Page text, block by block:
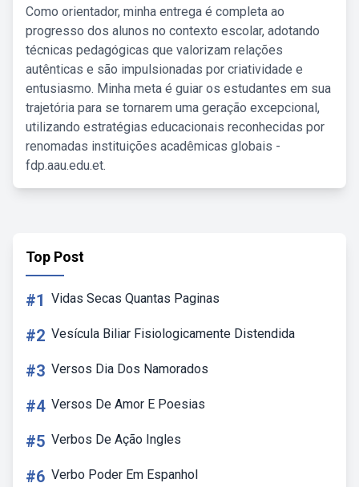
Como orientador, minha entrega é completa ao
progresso dos alunos no contexto escolar, adotando
técnicas pedagógicas que valorizam relações
autênticas e são impulsionadas por criatividade e
entusiasmo. Minha meta é guiar os estudantes em sua
trajetória para se tornarem uma geração excepcional,
utilizando estratégias educacionais reconhecidas por
renomadas instituições acadêmicas globais -
fdp.aau.edu.et.
Top Post
#1 Vidas Secas Quantas Paginas
#2 Vesícula Biliar Fisiologicamente Distendida
#3 Versos Dia Dos Namorados
#4 Versos De Amor E Poesias
#5 Verbos De Ação Ingles
#6 Verbo Poder Em Espanhol